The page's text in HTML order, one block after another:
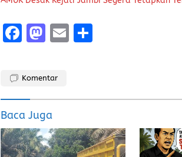
F
ce
o
o
k
M
st
d
o
n
E
Komentar
Baca Juga